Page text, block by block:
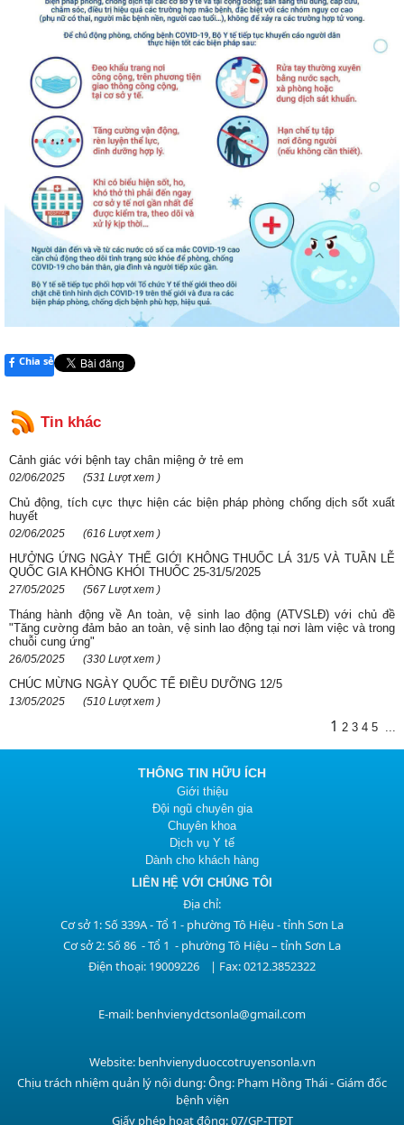
Chia sẻ
Tin khác
Cảnh giác với bệnh tay chân miệng ở trẻ em
02/06/2025 (531 Lượt xem )
Chủ động, tích cực thực hiện các biện pháp phòng chống dịch sốt xuất
huyết
02/06/2025 (616 Lượt xem )
HƯỞNG ỨNG NGÀY THẾ GIỚI KHÔNG THUỐC LÁ 31/5 VÀ TUẦN LỄ
QUỐC GIA KHÔNG KHÓI THUỐC 25-31/5/2025
27/05/2025 (567 Lượt xem )
Tháng hành động về An toàn, vệ sinh lao động (ATVSLĐ) với chủ đề
"Tăng cường đảm bảo an toàn, vệ sinh lao động tại nơi làm việc và trong
chuỗi cung ứng"
26/05/2025 (330 Lượt xem )
CHÚC MỪNG NGÀY QUỐC TẾ ĐIỀU DƯỠNG 12/5
13/05/2025 (510 Lượt xem )
1 2 3 4 5
THÔNG TIN HỮU ÍCH
Giới thiệu
Đội ngũ chuyên gia
Chuyên khoa
Dịch vụ Y tế
Dành cho khách hàng
LIÊN HỆ VỚI CHÚNG TÔI
Địa chỉ:
Cơ sở 1: Số 339A - Tổ 1 - phường Tô Hiệu - tỉnh Sơn La
Cơ sở 2: Số 86 - Tổ 1 - phường Tô Hiệu – tỉnh Sơn La
Điện thoại: 19009226 | Fax: 0212.3852322
E-mail: benhvienydctsonla@gmail.com
Website: benhvienyduoccotruyensonla.vn
Chịu trách nhiệm quản lý nội dung: Ông: Phạm Hồng Thái - Giám đốc
bệnh viện
Giấy phép hoạt động: 07/GP-TTĐT